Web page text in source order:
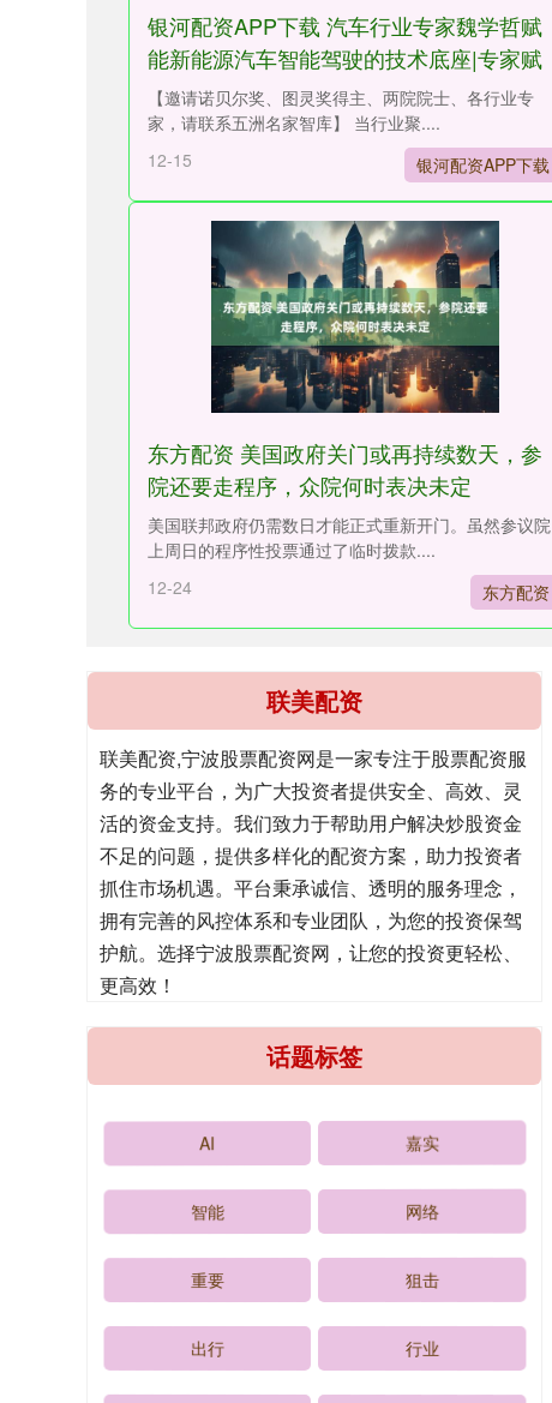
银河配资APP下载 汽车行业专家魏学哲赋
能新能源汽车智能驾驶的技术底座|专家赋
能
【邀请诺贝尔奖、图灵奖得主、两院院士、各行业专
家，请联系五洲名家智库】 当行业聚....
12-15
银河配资APP下载
东方配资 美国政府关门或再持续数天，参
院还要走程序，众院何时表决未定
美国联邦政府仍需数日才能正式重新开门。虽然参议院
上周日的程序性投票通过了临时拨款....
12-24
东方配资
联美配资
联美配资,宁波股票配资网是一家专注于股票配资服
务的专业平台，为广大投资者提供安全、高效、灵
活的资金支持。我们致力于帮助用户解决炒股资金
不足的问题，提供多样化的配资方案，助力投资者
抓住市场机遇。平台秉承诚信、透明的服务理念，
拥有完善的风控体系和专业团队，为您的投资保驾
护航。选择宁波股票配资网，让您的投资更轻松、
更高效！
话题标签
AI 嘉实
智能 网络
重要 狙击
出行 行业